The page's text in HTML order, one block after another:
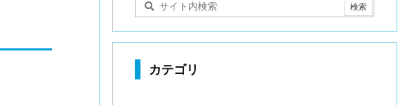
カテゴリ